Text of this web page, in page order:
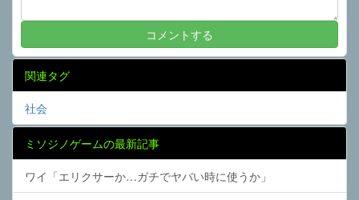
関連タグ
社会
ミソジノゲームの最新記事
ワイ「エリクサーか…ガチでヤバい時に使うか」